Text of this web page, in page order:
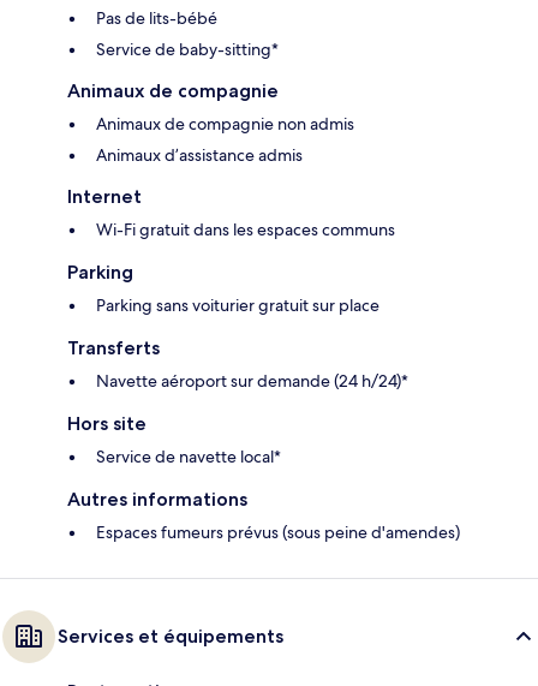
Pas de lits-bébé
Service de baby-sitting*
Animaux de compagnie
Animaux de compagnie non admis
Animaux d’assistance admis
Internet
Wi-Fi gratuit dans les espaces communs
Parking
Parking sans voiturier gratuit sur place
Transferts
Navette aéroport sur demande (24 h/24)*
Hors site
Service de navette local*
Autres informations
Espaces fumeurs prévus (sous peine d'amendes)
Services et équipements